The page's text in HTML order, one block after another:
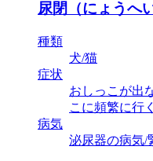
尿閉（にょうへい
種類
犬/猫
症状
おしっこが出
こに頻繁に行く
病気
泌尿器の病気/